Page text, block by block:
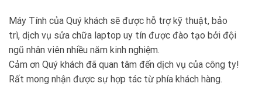
Máy Tính của Quý khách sẽ được hỗ trợ kỹ thuật, bảo
trì, dịch vụ sửa chữa laptop uy tín được đào tạo bởi đội
ngũ nhân viên nhiều năm kinh nghiệm.
Cảm ơn Quý khách đã quan tâm đến dịch vụ của công ty!
Rất mong nhận được sự hợp tác từ phía khách hàng.